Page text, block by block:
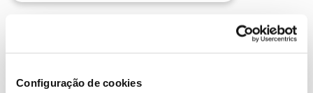
Configuração de cookies